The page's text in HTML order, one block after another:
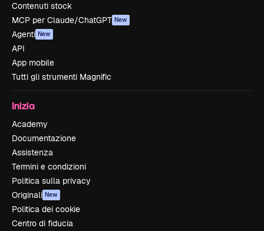
Contenuti stock
MCP per Claude/ChatGPT New
Agenti New
API
App mobile
Tutti gli strumenti Magnific
Inizia
Academy
Documentazione
Assistenza
Termini e condizioni
Politica sulla privacy
Originali New
Politica dei cookie
Centro di fiducia